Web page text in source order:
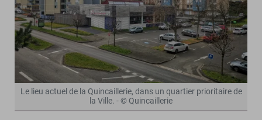
Le lieu actuel de la Quincaillerie, dans un quartier prioritaire de
la Ville. - © Quincaillerie